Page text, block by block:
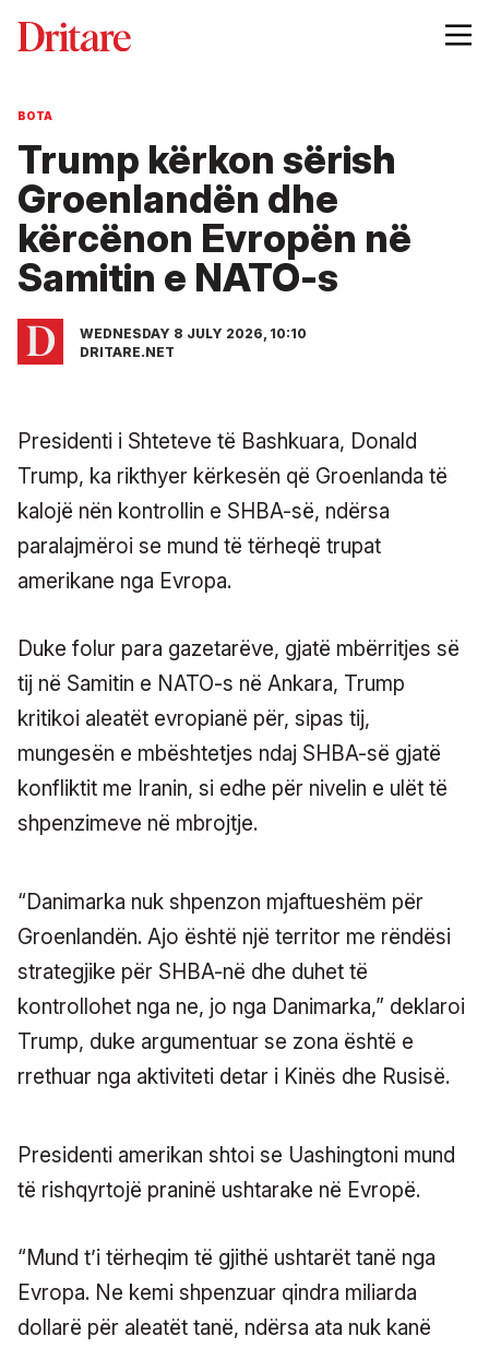
BOTA
Trump kërkon sërish
Groenlandën dhe
kërcënon Evropën në
Samitin e NATO-s
WEDNESDAY 8 JULY 2026, 10:10
DRITARE.NET
Presidenti i Shteteve të Bashkuara, Donald
Trump, ka rikthyer kërkesën që Groenlanda të
kalojë nën kontrollin e SHBA-së, ndërsa
paralajmëroi se mund të tërheqë trupat
amerikane nga Evropa.
Duke folur para gazetarëve, gjatë mbërritjes së
tij në Samitin e NATO-s në Ankara, Trump
kritikoi aleatët evropianë për, sipas tij,
mungesën e mbështetjes ndaj SHBA-së gjatë
konfliktit me Iranin, si edhe për nivelin e ulët të
shpenzimeve në mbrojtje.
“Danimarka nuk shpenzon mjaftueshëm për
Groenlandën. Ajo është një territor me rëndësi
strategjike për SHBA-në dhe duhet të
kontrollohet nga ne, jo nga Danimarka,” deklaroi
Trump, duke argumentuar se zona është e
rrethuar nga aktiviteti detar i Kinës dhe Rusisë.
Presidenti amerikan shtoi se Uashingtoni mund
të rishqyrtojë praninë ushtarake në Evropë.
“Mund t’i tërheqim të gjithë ushtarët tanë nga
Evropa. Ne kemi shpenzuar qindra miliarda
dollarë për aleatët tanë, ndërsa ata nuk kanë